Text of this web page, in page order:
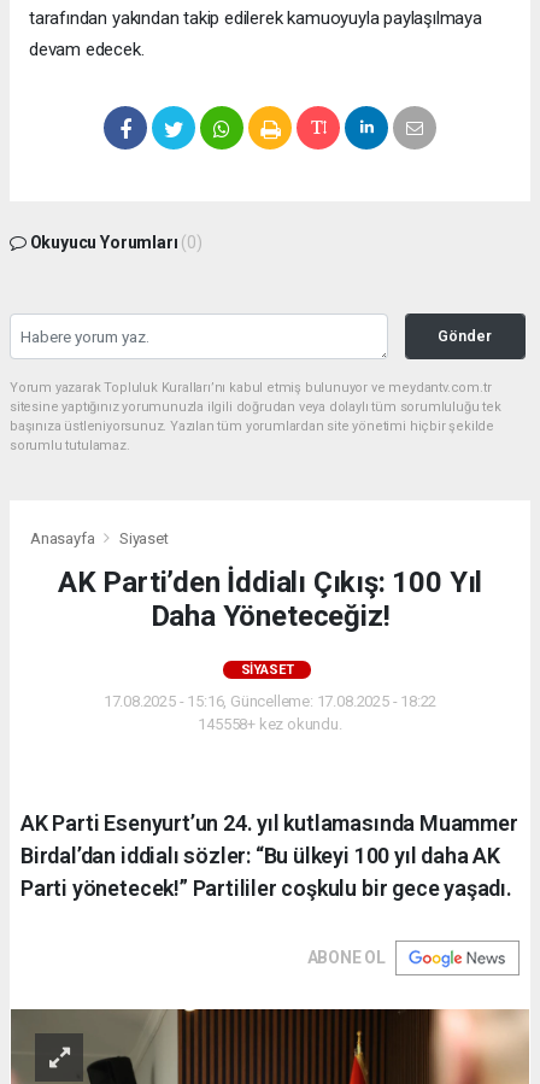
tarafından yakından takip edilerek kamuoyuyla paylaşılmaya
devam edecek.
Okuyucu Yorumları (0)
Gönder
Yorum yazarak Topluluk Kuralları’nı kabul etmiş bulunuyor ve meydantv.com.tr
sitesine yaptığınız yorumunuzla ilgili doğrudan veya dolaylı tüm sorumluluğu tek
başınıza üstleniyorsunuz. Yazılan tüm yorumlardan site yönetimi hiçbir şekilde
sorumlu tutulamaz.
Anasayfa Siyaset
AK Parti’den İddialı Çıkış: 100 Yıl
Daha Yöneteceğiz!
SIYASET
17.08.2025 - 15:16, Güncelleme: 17.08.2025 - 18:22
145558+ kez okundu.
AK Parti Esenyurt’un 24. yıl kutlamasında Muammer
Birdal’dan iddialı sözler: “Bu ülkeyi 100 yıl daha AK
Parti yönetecek!” Partililer coşkulu bir gece yaşadı.
ABONE OL